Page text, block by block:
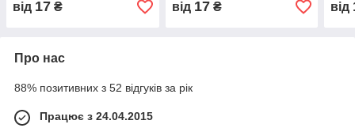
від 17 ₴ від 17₴ від
Про нас
88% позитивних з 52 відгуків за рік
Працює з 24.04.2015